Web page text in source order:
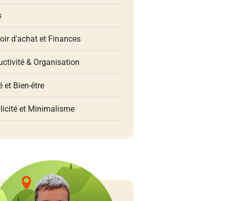
d'achat et Finances
& Organisation
et Bien-être
et Minimalisme